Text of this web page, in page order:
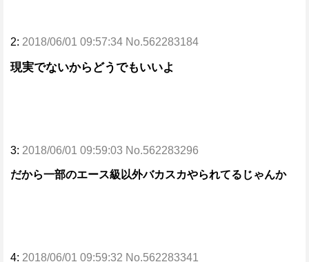
2: 2018/06/01 09:57:34 No.562283184
現実でないからどうでもいいよ
3: 2018/06/01 09:59:03 No.562283296
だから一部のエース級以外バカスカやられてるじゃんか
4: 2018/06/01 09:59:32 No.562283341